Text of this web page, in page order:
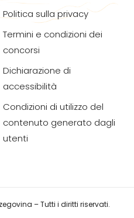
Politica sulla privacy
Termini e condizioni dei
concorsi
Dichiarazione di
accessibilità
Condizioni di utilizzo del
contenuto generato dagli
utenti
– Tutti i diritti riservati.